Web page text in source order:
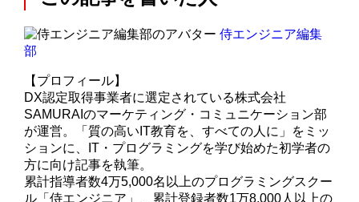
侍エンジニア編集
部
【プロフィール】
DX認定取得事業者に選定されている株式会社
SAMURAIのマーケティング・コミュニケーション部
が運営。「質の高いIT教育を、すべての人に」をミッ
ションに、IT・プログラミングを学び始めた初学者の
方に向け記事を執筆。
累計指導者数4万5,000名以上のプログラミングスクー
ル「侍エンジニア」、累計登録者数1万8,000人以上の